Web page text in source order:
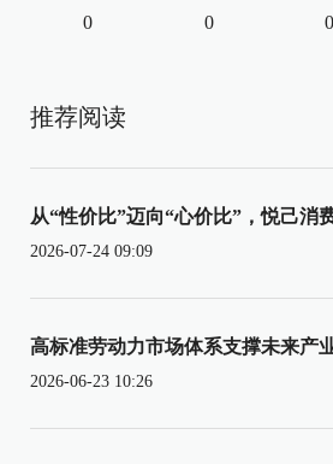
0 0 0
推荐阅读
从“性价比”迈向“心价比”，悦己消
2026-07-24 09:09
高标准劳动力市场体系支撑未来产
2026-06-23 10:26